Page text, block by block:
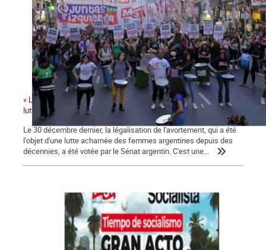
« La victoire de la légalisation de l'avortement renforce toutes les
luttes de genre »
Le 30 décembre dernier, la légalisation de l'avortement, qui a été
l'objet d'une lutte acharnée des femmes argentines depuis des
décennies, a été votée par le Sénat argentin. C'est une...